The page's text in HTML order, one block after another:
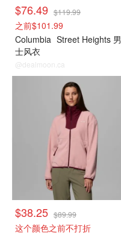
$76.49 $119.99
之前$101.99
Columbia Street Heights 男
士风衣
@dealmoon.ca
$38.25 $89.99
这个颜色之前不打折